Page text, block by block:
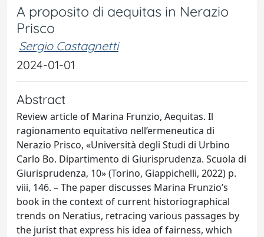
A proposito di aequitas in Nerazio
Prisco
Sergio Castagnetti
2024-01-01
Abstract
Review article of Marina Frunzio, Aequitas. Il
ragionamento equitativo nell’ermeneutica di
Nerazio Prisco, «Università degli Studi di Urbino
Carlo Bo. Dipartimento di Giurisprudenza. Scuola di
Giurisprudenza, 10» (Torino, Giappichelli, 2022) p.
viii, 146. – The paper discusses Marina Frunzio’s
book in the context of current historiographical
trends on Neratius, retracing various passages by
the jurist that express his idea of fairness, which